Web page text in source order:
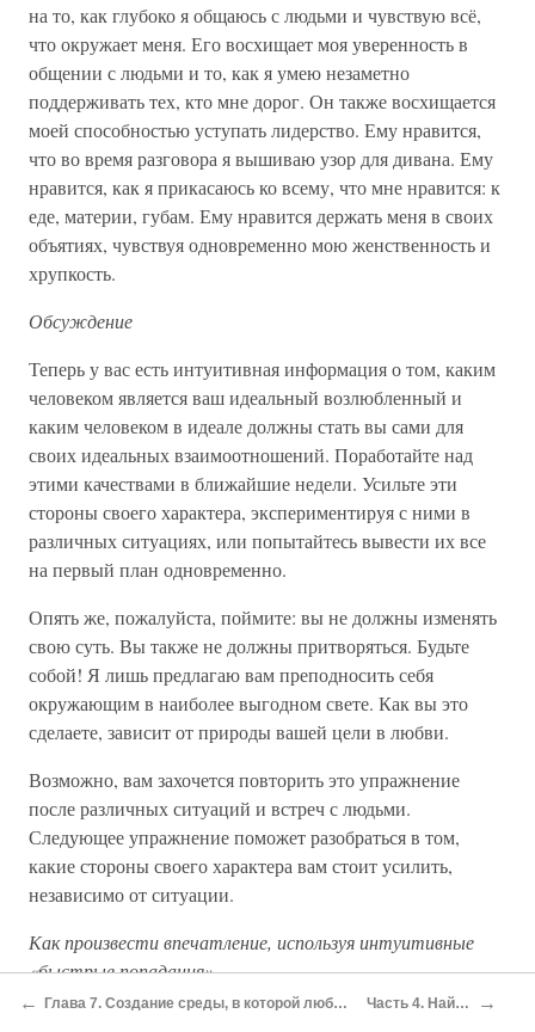
на то, как глубоко я общаюсь с людьми и чувствую всё,
что окружает меня. Его восхищает моя уверенность в
общении с людьми и то, как я умею незаметно
поддерживать тех, кто мне дорог. Он также восхищается
моей способностью уступать лидерство. Ему нравится,
что во время разговора я вышиваю узор для дивана. Ему
нравится, как я прикасаюсь ко всему, что мне нравится: к
еде, материи, губам. Ему нравится держать меня в своих
объятиях, чувствуя одновременно мою женственность и
хрупкость.
Обсуждение
Теперь у вас есть интуитивная информация о том, каким
человеком является ваш идеальный возлюбленный и
каким человеком в идеале должны стать вы сами для
своих идеальных взаимоотношений. Поработайте над
этими качествами в ближайшие недели. Усильте эти
стороны своего характера, экспериментируя с ними в
различных ситуациях, или попытайтесь вывести их все
на первый план одновременно.
Опять же, пожалуйста, поймите: вы не должны изменять
свою суть. Вы также не должны притворяться. Будьте
собой! Я лишь предлагаю вам преподносить себя
окружающим в наиболее выгодном свете. Как вы это
сделаете, зависит от природы вашей цели в любви.
Возможно, вам захочется повторить это упражнение
после различных ситуаций и встреч с людьми.
Следующее упражнение поможет разобраться в том,
какие стороны своего характера вам стоит усилить,
независимо от ситуации.
Как произвести впечатление, используя интуитивные
«быстрые попадания»
Интуиция особенно полезна в ситуациях, когда вам
← Глава 7. Создание среды, в которой любовь сможет вас найти: внутреннее воспроизведение образа Часть 4. Найти путь в райский сад →